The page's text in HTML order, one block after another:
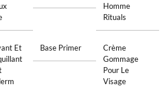
Homme
Rituals
Et
Base Primer
Crème
Gommage
Pour Le
Visage